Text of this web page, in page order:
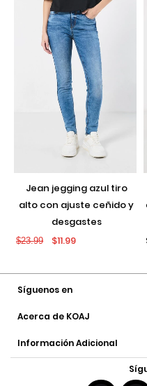
jean jegging azul tiro
alto con ajuste ceñido y
desgastes
$23.99 $11.99
Síguenos en
Acerca de KOAJ
Información Adicional